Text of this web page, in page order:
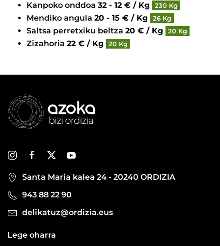
Kanpoko onddoa 32 - 12 € / Kg 230 Kg
Mendiko angula 20 - 15 € / Kg 26 Kg
Saltsa perretxiku beltza 20 € / Kg 20 Kg
Zizahoria 22 € / Kg 20 Kg
Santa Maria kalea 24 - 20240 ORDIZIA
943 88 22 90
delikatuz@ordizia.eus
Lege oharra